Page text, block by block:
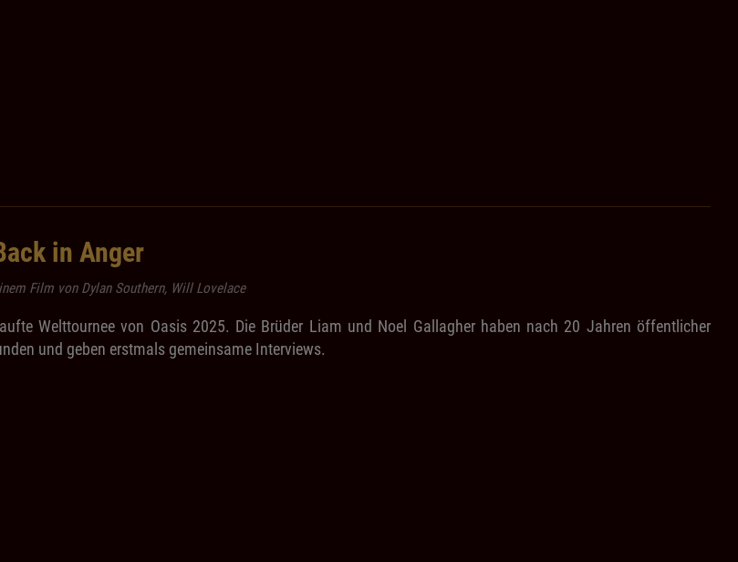
in Anger
Film von Dylan Southern, Will Lovelace
Welttournee von Oasis 2025. Die Brüder Liam und Noel Gallagher haben nach 20 Jahren öffentlicher
und geben erstmals gemeinsame Interviews.